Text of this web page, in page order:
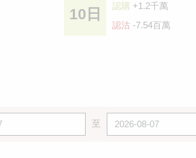
10日 認購 +1.2千萬
認沽 -7.54百萬
至